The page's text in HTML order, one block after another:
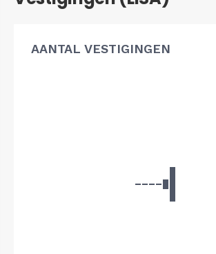
AANTAL VESTIGINGEN